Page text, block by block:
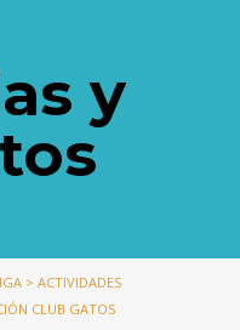
y
> ACTIVIDADES
CLUB GATOS